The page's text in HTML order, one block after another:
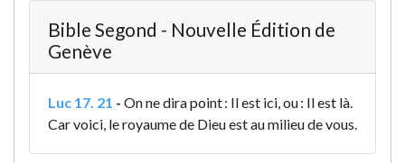
Bible Segond - Nouvelle Édition de
Genève
Luc 17. 21 - On ne dira point : Il est ici, ou : Il est là.
Car voici, le royaume de Dieu est au milieu de vous.